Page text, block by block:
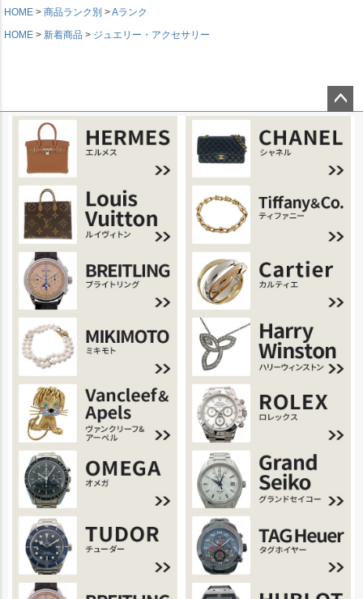
HOME
商品ランク別
Aランク
HOME
新着商品 ジュエリー・アクセサリー
ページ
トップ
へ